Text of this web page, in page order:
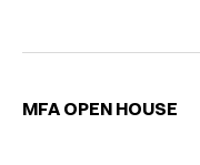
MFA OPEN HOUSE